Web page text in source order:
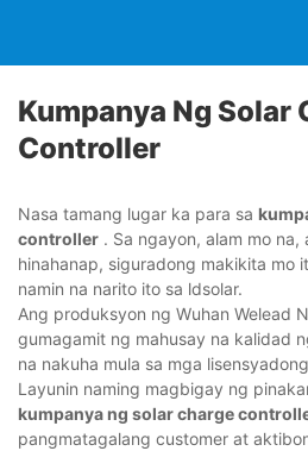
Kumpanya Ng Solar
Controller
Nasa tamang lugar ka para sa
controller . Sa ngayon, alam mo na,
hinahanap, siguradong makikita mo
namin na narito ito sa ldsolar.
Ang produksyon ng Wuhan Welead
gumagamit ng mahusay na kalidad
na nakuha mula sa mga
Layunin naming magbigay ng
kumpanya ng solar charge
pangmatagalang customer at